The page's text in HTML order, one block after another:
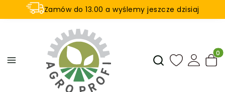
Zamów do 13.00 a wyślemy jeszcze dzisiaj
U nas na zwrot aż 21 dni
Otwórz